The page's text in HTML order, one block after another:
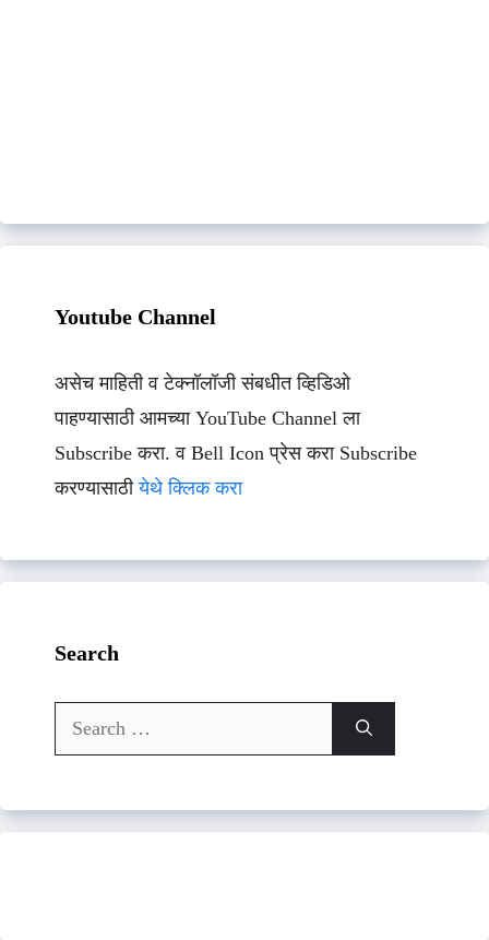
Youtube Channel
असेच माहिती व टेक्नॉलॉजी संबधीत व्हिडिओ
पाहण्यासाठी आमच्या YouTube Channel ला
Subscribe करा. व Bell Icon प्रेस करा Subscribe
करण्यासाठीयेथे क्लिक करा
Search
Search
for: